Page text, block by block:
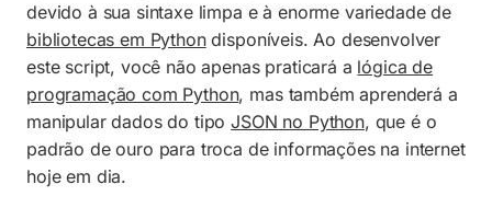
devido à sua sintaxe limpa e à enorme variedade de
bibliotecas em Pythondisponíveis. Ao desenvolver
este script, você não apenas praticará a lógica de
programação com Python, mas também aprenderá a
manipular dados do tipoJSON no Python, que é o
padrão de ouro para troca de informações na internet
hoje em dia.